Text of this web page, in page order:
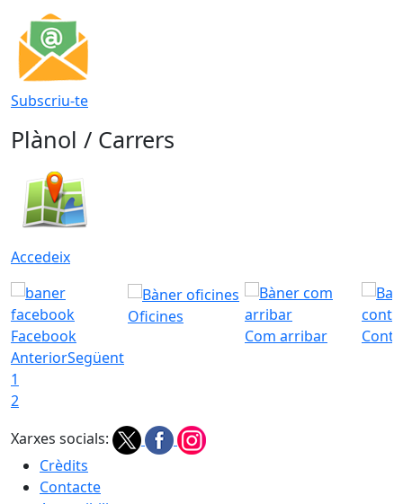
Subscriu-te
Plànol / Carrers
Accedeix
Facebook
Oficines
Com arribar
AnteriorSegüent
1
2
Xarxes socials:
Crèdits
Contacte